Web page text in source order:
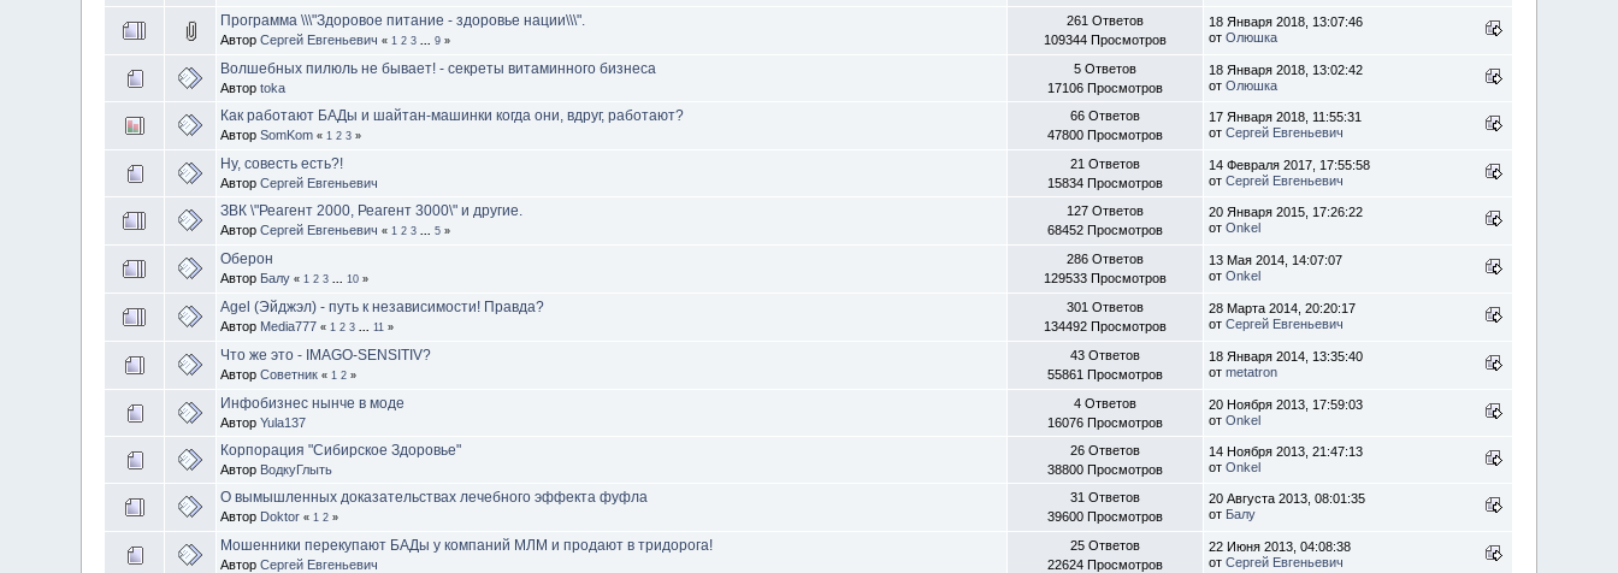
Программа \\\"Здоровое питание - здоровье нации\\\".
АвторСергей Евгеньевич « 1 2 3 ...9 »
261 Ответов
109344 Просмотров
18 Января 2018, 13:07:46
отОлюшка
Волшебных пилюль не бывает! - секреты витаминного бизнеса
Авторtoka
5 Ответов
17106 Просмотров
18 Января 2018, 13:02:42
отОлюшка
Как работают БАДы и шайтан-машинки когда они, вдруг, работают?
АвторSomKom « 1 2 3 »
66 Ответов
47800 Просмотров
17 Января 2018, 11:55:31
отСергей Евгеньевич
Ну, совесть есть?!
АвторСергей Евгеньевич
21 Ответов
15834 Просмотров
14 Февраля 2017, 17:55:58
отСергей Евгеньевич
ЗВК \"Реагент 2000, Реагент 3000\" и другие.
АвторСергей Евгеньевич « 1 2 3 ...5 »
127 Ответов
68452 Просмотров
20 Января 2015, 17:26:22
отOnkel
Оберон
Автор Балу « 1 2 3 10 »
286 Ответов
129533 Просмотров
13 Мая 2014, 14:07:07
отOnkel
Agel (Эйджэл) - путь к независимости! Правда?
Автор Media777 « 1 2 3 11 »
301 Ответов
134492 Просмотров
28 Марта 2014, 20:20:17
отСергей Евгеньевич
Что же это - IMAGO-SENSITIV?
АвторСоветник « 1 2 »
43 Ответов
55861 Просмотров
18 Января 2014, 13:35:40
отmetatron
Инфобизнес нынче в моде
АвторYula137
4 Ответов
16076 Просмотров
20 Ноября 2013, 17:59:03
отOnkel
Корпорация "Сибирское Здоровье"
Автор ВодкуГлыть
26 Ответов
38800 Просмотров
14 Ноября 2013, 21:47:13
отOnkel
О вымышленных доказательствах лечебного эффекта фуфла
Автор Doktor « 1 2 »
31 Ответов
39600 Просмотров
20 Августа 2013, 08:01:35
от Балу
Мошенники перекупают БАДы у компаний МЛМ и продают в тридорога!
АвторСергей Евгеньевич
25 Ответов
22624 Просмотров
22 Июня 2013, 04:08:38
отСергей Евгеньевич